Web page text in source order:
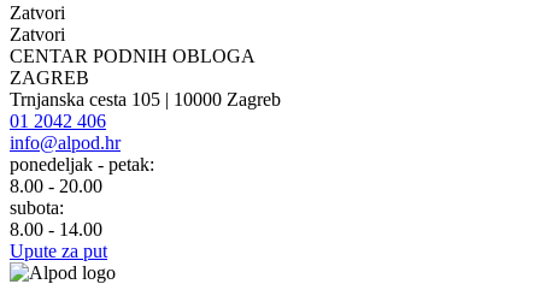
Zatvori
Zatvori
CENTAR PODNIH OBLOGA
ZAGREB
Trnjanska cesta 105 | 10000 Zagreb
01 2042 406
info@alpod.hr
ponedeljak - petak:
8.00 - 20.00
subota:
8.00 - 14.00
Upute za put